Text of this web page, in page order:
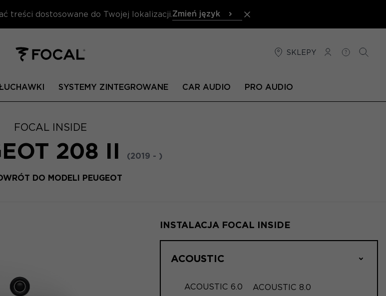
treści dostosowane do Twojej lokalizacji. Zmień język
SKLEPY
POŁĄCZENIE
POMOC
SYSTEMY ZINTEGROWANE CAR AUDIO PRO AUDIO
FOCAL INSIDE
208 II (2019 - )
DO MODELI PEUGEOT
INSTALACJA FOCAL INSIDE
ACOUSTIC
ACOUSTIC 6.0 ACOUSTIC 8.0